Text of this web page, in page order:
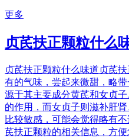
更多
贞芪扶正颗粒什么
贞芪扶正颗粒什么味道贞芪
有的气味，尝起来微甜，略
源于其主要成分黄芪和女贞
的作用，而女贞子则滋补肝
比较敏感，可能会觉得略有
芪扶正颗粒的相关信息，方